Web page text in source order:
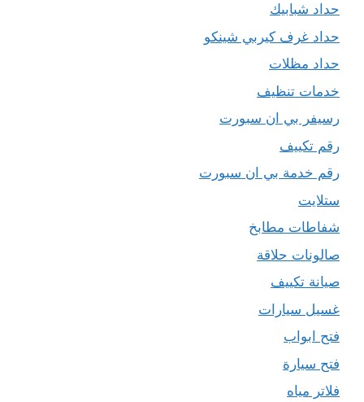
حداد شبابيك
حداد غرف كيربي شينكو
حداد مظلات
خدمات تنظيف
رسيفر بي ان سبورت
رقم تكييف
رقم خدمة بي ان سبورت
ستلايت
شفاطات مطابخ
صالونات حلاقة
صيانة تكييف
غسيل سيارات
فتح ابواب
فتح سيارة
فلاتر مياه